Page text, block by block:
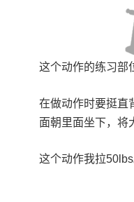
这个动作的练习部
在做动作时要挺直
面朝里面坐下，将
这个动作我拉50lbs